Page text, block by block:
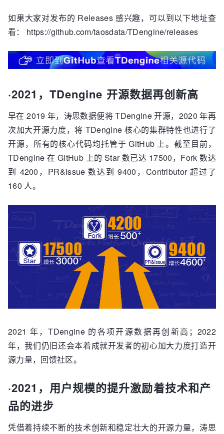
如果大家对发布的 Releases 感兴趣，可以到以下地址查
看： https://github.com/taosdata/TDengine/releases
·2021，TDengine 开源数据再创新高
早在 2019 年，涛思数据便将 TDengine 开源，2020 年再
次加大开源力度，将 TDengine 核心的集群特性也进行了
开源，所有的核心代码均托管于 GitHub 上。截至目前，
TDengine 在 GitHub 上的 Star 数已达 17500，Fork 数达
到 4200，PR&Issue 数达到 9400，Contributor 超过了
160 人。
2021 年，TDengine 的各项开源数据再创新高；2022
年，我们仍旧还会本着成就开发者的初心加大力度打造开
源力量，回馈社区。
·2021，用户规模的提升激励着技术和产
品的进步
凭借着持续不断的技术创新和稳定壮大的开源力量，涛思